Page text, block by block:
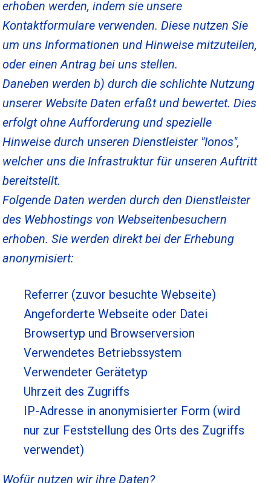
erhoben werden, indem sie unsere
Kontaktformulare verwenden. Diese nutzen Sie
um uns Informationen und Hinweise mitzuteilen,
oder einen Antrag bei uns stellen.
Daneben werden b) durch die schlichte Nutzung
unserer Website Daten erfaßt und bewertet. Dies
erfolgt ohne Aufforderung und spezielle
Hinweise durch unseren Dienstleister "Ionos",
welcher uns die Infrastruktur für unseren Auftritt
bereitstellt.
Folgende Daten werden durch den Dienstleister
des Webhostings von Webseitenbesuchern
erhoben. Sie werden direkt bei der Erhebung
anonymisiert:
Referrer (zuvor besuchte Webseite)
Angeforderte Webseite oder Datei
Browsertyp und Browserversion
Verwendetes Betriebssystem
Verwendeter Gerätetyp
Uhrzeit des Zugriffs
IP-Adresse in anonymisierter Form (wird
nur zur Feststellung des Orts des Zugriffs
verwendet)
Wofür nutzen wir ihre Daten?